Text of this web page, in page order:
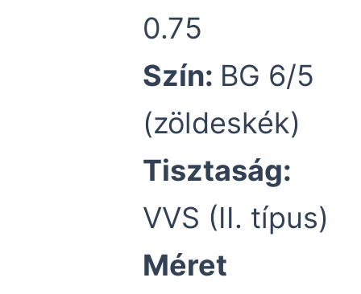
0.75
Szín: BG 6/5
(zöldeskék)
Tisztaság:
VVS (II. típus)
Méret